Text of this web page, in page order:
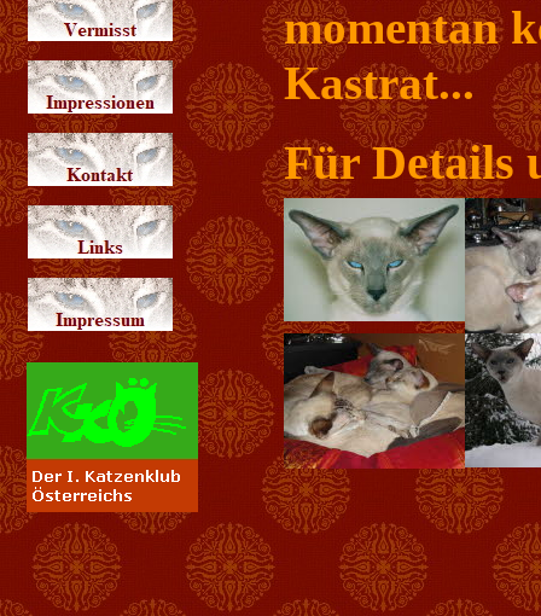
momentan
Kastrat...
Für Details